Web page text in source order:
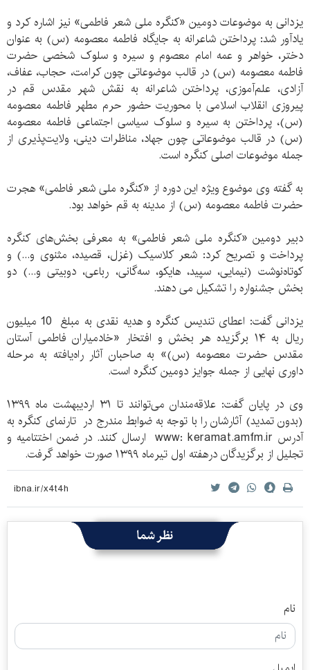
یزدانی به موضوعات دومین «کنگره ملی شعر فاطمی» نیز اشاره کرد و
یادآور شد: پرداختن شاعرانه به جایگاه فاطمه معصومه (س) به عنوان
دختر، خواهر و عمه امام معصوم و سیره و سلوک شخصی حضرت
فاطمه معصومه (س) در قالب موضوعاتی چون کرامت، حجاب، عفاف،
آزادی، علم‌آموزی، پرداختن شاعرانه به نقش شهر مقدس قم در
پیروزی انقلاب اسلامی با محوریت حضور حرم مطهر فاطمه معصومه
(س)، پرداختن به سیره‌ و سلوک سیاسی اجتماعی فاطمه معصومه
(س) در قالب موضوعاتی چون جهاد، مناظرات دینی، ولایت‌پذیری از
جمله موضوعات اصلی کنگره است.
به گفته وی موضوع ویژه این دوره از «کنگره ملی شعر فاطمی» هجرت
حضرت فاطمه معصومه (س) از مدینه به قم خواهد بود.
دبیر دومین «کنگره ملی شعر فاطمی» به معرفی بخش‌های کنگره
پرداخت و تصریح کرد: شعر کلاسیک (غزل، قصیده، مثنوی و...) و
کوتاه‌نوشت (نیمایی، سپید، هایکو، سه‌گانی، رباعی، دوبیتی و...) دو
بخش جشنواره را تشکیل می دهند.
یزدانی گفت: اعطای تندیس کنگره و هدیه نقدی به مبلغ 10 میلیون
ریال به ۱۴ برگزیده هر بخش و افتخار «خادمیاران فاطمی آستان
مقدس حضرت معصومه (س)» به صاحبان آثار راه‌یافته به مرحله
داوری نهایی از جمله جوایز دومین کنگره است.
وی در پایان گفت: علاقه‌مندان می‌توانند تا ۳۱ اردیبهشت ماه ۱۳۹۹
(بدون تمدید) آثارشان را با توجه به ضوابط مندرج در تارنمای کنگره به
آدرس www: keramat.amfm.ir ارسال کنند. در ضمن اختتامیه و
تجلیل از برگزیدگان درهفته اول تیرماه ۱۳۹۹ صورت خواهد گرفت.
نظر شما
نام